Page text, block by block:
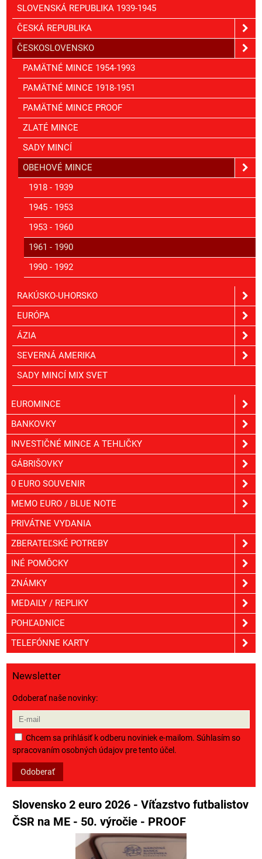
SLOVENSKÁ REPUBLIKA 1939-1945
ČESKÁ REPUBLIKA
ČESKOSLOVENSKO
PAMÄTNÉ MINCE 1954-1993
PAMÄTNÉ MINCE 1918-1951
PAMÄTNÉ MINCE PROOF
ZLATÉ MINCE
SADY MINCÍ
OBEHOVÉ MINCE
1918 - 1939
1945 - 1953
1953 - 1960
1961 - 1990
1990 - 1992
RAKÚSKO-UHORSKO
EURÓPA
ÁZIA
SEVERNÁ AMERIKA
SADY MINCÍ MIX SVET
EUROMINCE
BANKOVKY
INVESTIČNÉ MINCE A TEHLIČKY
GÁBRIŠOVKY
0 EURO SOUVENIR
MEMO EURO / BLUE NOTE
PRIVÁTNE VYDANIA
ZBERATEĽSKÉ POTREBY
INÉ POMÔCKY
ZNÁMKY
MEDAILY / REPLIKY
POHĽADNICE
TELEFÓNNE KARTY
Newsletter
Odoberať naše novinky:
Chcem sa prihlásiť k odberu noviniek e-mailom. Súhlasím so
spracovaním osobných údajov pre tento účel.
Odoberať
Slovensko 2 euro 2026 - Víťazstvo futbalistov
ČSR na ME - 50. výročie - PROOF